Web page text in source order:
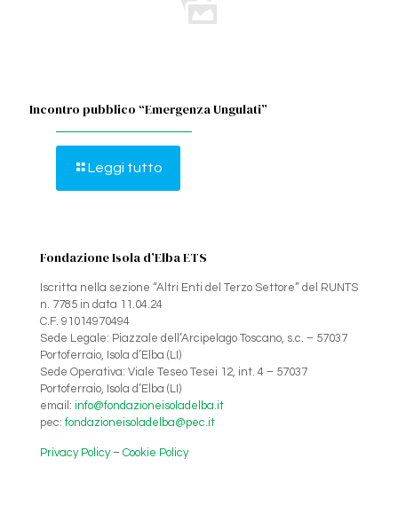
Incontro pubblico “Emergenza Ungulati”
Leggi tutto
Fondazione Isola d’Elba ETS
Iscritta nella sezione “Altri Enti del Terzo Settore” del RUNTS
n. 7785 in data 11.04.24
C.F. 91014970494
Sede Legale: Piazzale dell’Arcipelago Toscano, s.c. – 57037
Portoferraio, Isola d’Elba (LI)
Sede Operativa: Viale Teseo Tesei 12, int. 4 – 57037
Portoferraio, Isola d’Elba (LI)
email: info@fondazioneisoladelba.it
pec: fondazioneisoladelba@pec.it
Privacy Policy– Cookie Policy